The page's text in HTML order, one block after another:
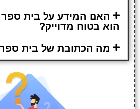
האם המידע על בית ספר
הוא בטוח מדוייק?
מה הכתובת של בית ספר